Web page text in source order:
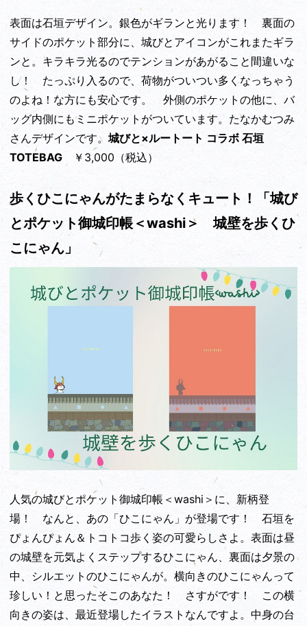
表面は石垣デザイン。銀色がギランと光ります！ 裏面の
サイドのポケット部分に、城びとアイコンがこれまたギラ
ンと。キラキラ光るのでテンションがあがること間違いな
し！ たっぷり入るので、荷物がついつい多くなっちゃう
のよね！な方にも安心です。 外側のポケットの他に、バ
ッグ内側にもミニポケットがついています。たなかむつみ
さんデザインです。 城びと×ルートート コラボ 石垣
TOTEBAG ￥3,000（税込）
歩くひこにゃんがたまらなくキュート！「城び
とポケット御城印帳＜washi＞ 城壁を歩くひ
こにゃん」
人気の城びとポケット御城印帳＜washi＞に、新柄登
場！ なんと、あの「ひこにゃん」が登場です！ 石垣を
ぴょんぴょん＆トコトコ歩く姿の可愛らしさよ。表面は昼
の城壁を元気よくステップするひこにゃん、裏面は夕景の
中、シルエットのひこにゃんが。横向きのひこにゃんって
珍しい！と思ったそこのあなた！ さすがです！ この横
向きの姿は、最近登場したイラストなんですよ。中身の台